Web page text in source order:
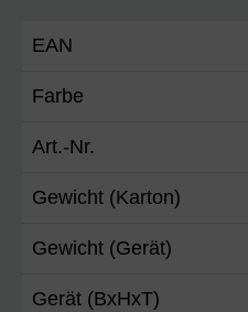
EAN
Farbe
Art.-Nr.
Gewicht (Karton)
Gewicht (Gerät)
Gerät (BxHxT)